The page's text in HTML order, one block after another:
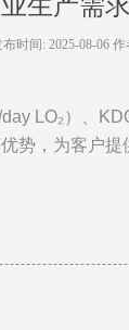
布时间: 2025-08-06 作
LO₂）、
势，为客户